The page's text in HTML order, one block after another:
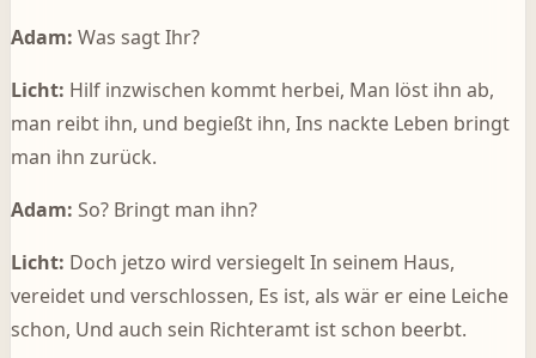
Adam: Was sagt Ihr?
Licht: Hilf inzwischen kommt herbei, Man löst ihn ab,
man reibt ihn, und begießt ihn, Ins nackte Leben bringt
man ihn zurück.
Adam: So? Bringt man ihn?
Licht: Doch jetzo wird versiegelt In seinem Haus,
vereidet und verschlossen, Es ist, als wär er eine Leiche
schon, Und auch sein Richteramt ist schon beerbt.